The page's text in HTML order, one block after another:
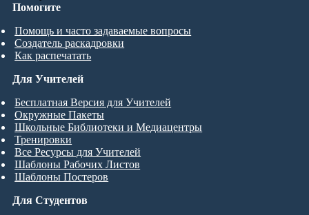
Помогите
Помощь и часто задаваемые вопросы
Создатель раскадровки
Как распечатать
Для Студентов
Для Учителей
Бесплатная Версия для Учителей
Окружные Пакеты
Школьные Библиотеки и Медиацентры
Тренировки
Все Ресурсы для Учителей
Шаблоны Рабочих Листов
Шаблоны Постеров